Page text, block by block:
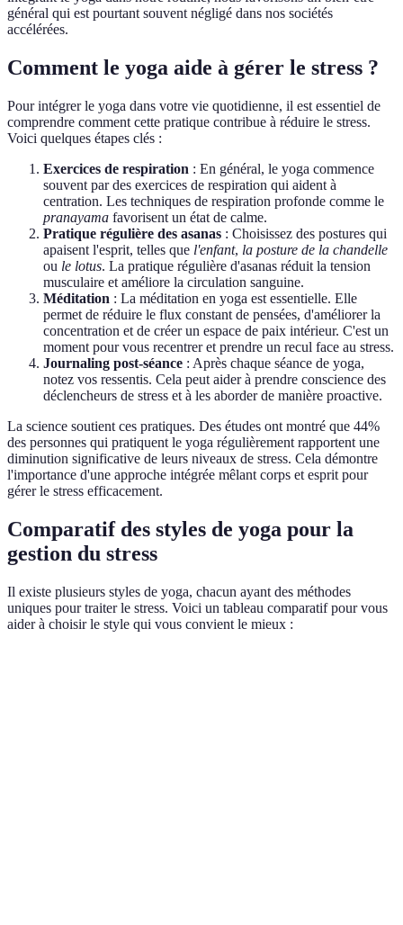
général qui est pourtant souvent négligé dans nos sociétés
accélérées.
Comment le yoga aide à gérer le stress ?
Pour intégrer le yoga dans votre vie quotidienne, il est essentiel de
comprendre comment cette pratique contribue à réduire le stress.
Voici quelques étapes clés :
Exercices de respiration : En général, le yoga commence
souvent par des exercices de respiration qui aident à
centration. Les techniques de respiration profonde comme le
pranayama favorisent un état de calme.
Pratique régulière des asanas : Choisissez des postures qui
apaisent l'esprit, telles que l'enfant, la posture de la chandelle
ou le lotus. La pratique régulière d'asanas réduit la tension
musculaire et améliore la circulation sanguine.
Méditation : La méditation en yoga est essentielle. Elle
permet de réduire le flux constant de pensées, d'améliorer la
concentration et de créer un espace de paix intérieur. C'est un
moment pour vous recentrer et prendre un recul face au stress.
Journaling post-séance : Après chaque séance de yoga,
notez vos ressentis. Cela peut aider à prendre conscience des
déclencheurs de stress et à les aborder de manière proactive.
La science soutient ces pratiques. Des études ont montré que 44%
des personnes qui pratiquent le yoga régulièrement rapportent une
diminution significative de leurs niveaux de stress. Cela démontre
l'importance d'une approche intégrée mêlant corps et esprit pour
gérer le stress efficacement.
Comparatif des styles de yoga pour la
gestion du stress
Il existe plusieurs styles de yoga, chacun ayant des méthodes
uniques pour traiter le stress. Voici un tableau comparatif pour vous
aider à choisir le style qui vous convient le mieux :